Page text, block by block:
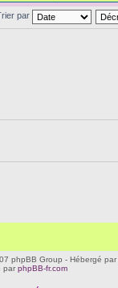
par
phpBB Group - Hébergé par
par phpBB-fr.com